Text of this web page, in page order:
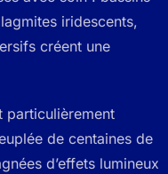
iridescents,
créent une
particulièrement
de centaines de
d’effets lumineux